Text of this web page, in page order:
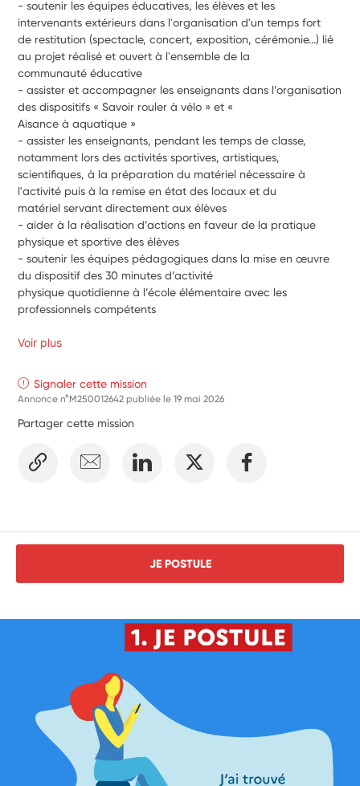
- soutenir les équipes éducatives, les élèves et les
intervenants extérieurs dans l'organisation d'un temps fort
de restitution (spectacle, concert, exposition, cérémonie...) lié
au projet réalisé et ouvert à l'ensemble de la
communauté éducative
- assister et accompagner les enseignants dans l’organisation
des dispositifs « Savoir rouler à vélo » et «
- assister les enseignants, pendant les temps de classe,
notamment lors des activités sportives, artistiques,
scientifiques, à la préparation du matériel nécessaire à
l'activité puis à la remise en état des locaux et du
- aider à la réalisation d’actions en faveur de la pratique
- soutenir les équipes pédagogiques dans la mise en œuvre
du dispositif des 30 minutes d’activité
physique quotidienne à l’école élémentaire avec les
Voir plus
Signaler cette mission
Annonce n°M250012642 publiée le19 mai 2026
Partager cette mission
JE POSTULE